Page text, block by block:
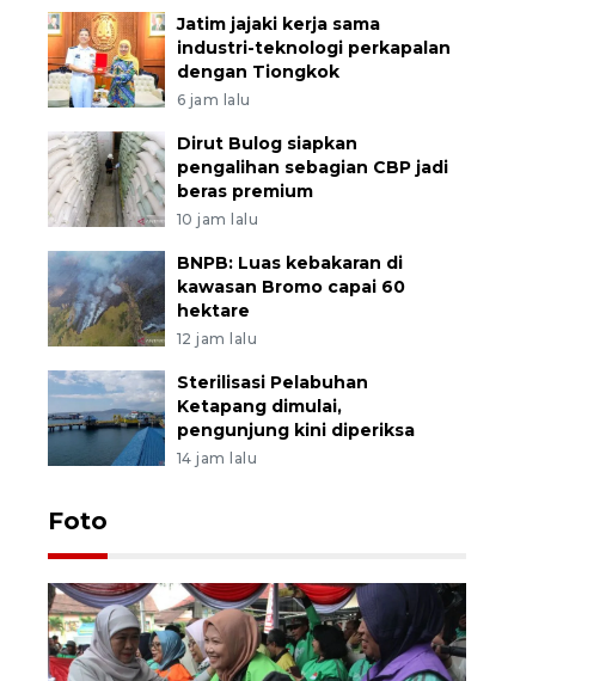
Jatim jajaki kerja sama
industri-teknologi perkapalan
dengan Tiongkok
6 jam lalu
Dirut Bulog siapkan
pengalihan sebagian CBP jadi
beras premium
10 jam lalu
BNPB: Luas kebakaran di
kawasan Bromo capai 60
hektare
12 jam lalu
Sterilisasi Pelabuhan
Ketapang dimulai,
pengunjung kini diperiksa
14 jam lalu
Foto